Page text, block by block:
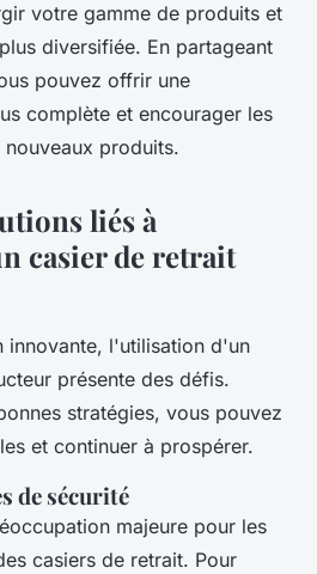
votre gamme de produits et
diversifiée. En partageant
pouvez offrir une
complète et encourager les
produits.
liés à
casier de retrait
innovante, l'utilisation d'un
présente des défis.
stratégies, vous pouvez
et continuer à prospérer.
de sécurité
majeure pour les
casiers de retrait. Pour